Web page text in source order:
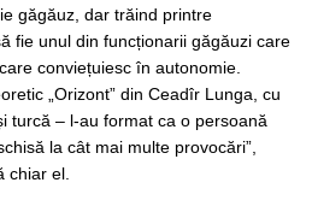
găgăuz, dar trăind printre
fie unul din funcționarii găgăuzi care
conviețuiesc în autonomie.
„Orizont” din Ceadîr Lunga, cu
turcă – l-au format ca o persoană
la cât mai multe provocări”,
chiar el.